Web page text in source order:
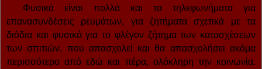
Φυσικά είναι πολλά και τα τηλεφωνήματα για
επανασυνδέσεις ρευμάτων, για ζητήματα σχετικά με τα
διόδια και φυσικά για το φλέγον ζήτημα των κατασχέσεων
των σπιτιών, που απασχολεί και θα απασχολήσει ακόμα
περισσότερο από εδώ και πέρα, ολόκληρη την κοινωνία.